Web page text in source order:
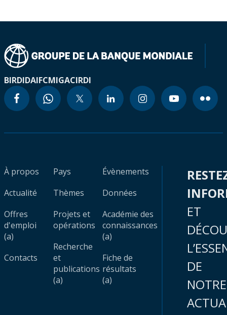
BIRDIDAIFCMIGACIRDI
À propos
Actualité
Offres
d'emploi
(a)
Contacts
Pays
Thèmes
Projets et
opérations
Recherche
et
publications
(a)
Évènements
Données
Académie des
connaissances
(a)
Fiche de
résultats
(a)
ET
DE
NOTRE